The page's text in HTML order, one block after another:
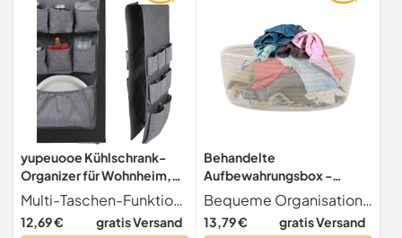
yupeuooe Kühlschrank-
Organizer für Wohnheim,
Kühlschrank-Organizer,
Aufbewahrungsregal mit 15
Fächern, Kühlschrank-
Multi-Taschen-Funktion Organisieren Sie Ihre Küchen-Must-Haves effizient mit dem Multi-Taschen-Design dieses Kühlschrank-Organizers für Schlafsäle. Es kann eine Vielzahl von Küchenutensilien mit Taschen unterschiedlicher Größe aufbewahren, was die Verwaltung erleichtert
12,69 € gratis Versand
Behandelte
Aufbewahrungsbox -
Baumwollseilkorb,
Gewebte Hundespielzeug
Organizer | Multiuse
Bequeme Organisation - Mit der leistungsstarken Aufbewahrungsfunktion eignet sich dieser gewebte Aufbewahrungskorb für verschiedene Szenarien. Es kann verwendet werden, um Dokumente, Studiosachen und Studentenbücher zu speichern, die Umwelt sauber zu halten. Perfekt für den Heim-, Studio- oder Schulgebrauch
13,79 € gratis Versand